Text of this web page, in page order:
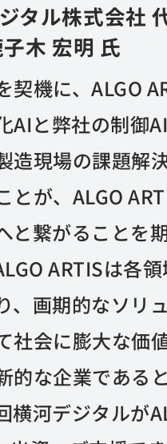
タル株式会社
木 宏明 氏
契機に、ALGO
AIと弊社の制御
造現場の課題解
とが、ALGO
と繋がることを
ARTISは各
、画期的なソリ
社会に膨大な価
的な企業である
横河デジタルが